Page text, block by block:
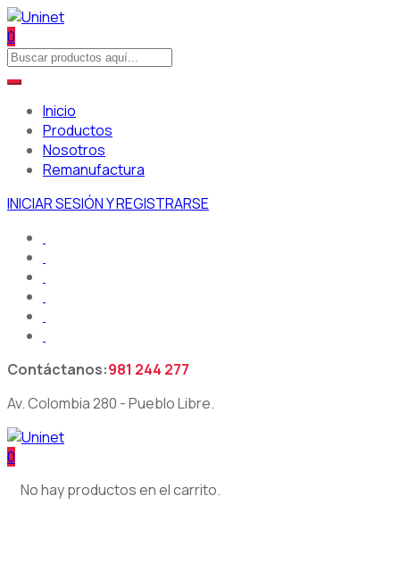
0
Inicio
Productos
Nosotros
Remanufactura
INICIAR SESIÓN Y REGISTRARSE
Contáctanos:981 244 277
Av. Colombia 280 - Pueblo Libre.
0
No hay productos en el carrito.